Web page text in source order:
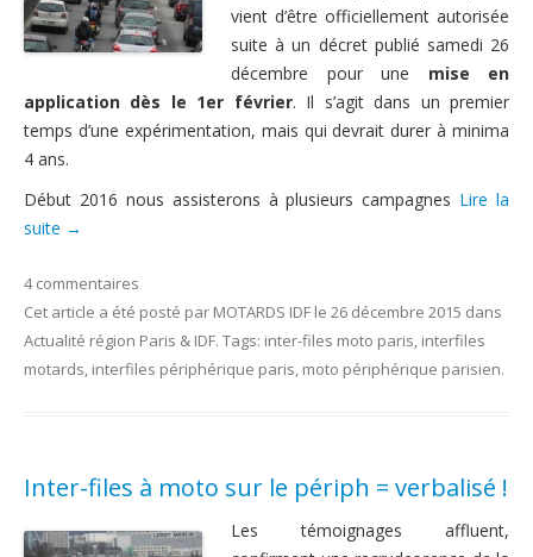
vient d’être officiellement autorisée
suite à un décret publié samedi 26
décembre pour une mise en
application dès le 1er février. Il s’agit dans un premier
temps d’une expérimentation, mais qui devrait durer à minima
4 ans.
Début 2016 nous assisterons à plusieurs campagnes Lire la
suite →
4 commentaires
Cet article a été posté par MOTARDS IDF le 26 décembre 2015 dans
Actualité région Paris & IDF. Tags: inter-files moto paris, interfiles
motards, interfiles périphérique paris, moto périphérique parisien.
Inter-files à moto sur le périph = verbalisé !
Les témoignages affluent,